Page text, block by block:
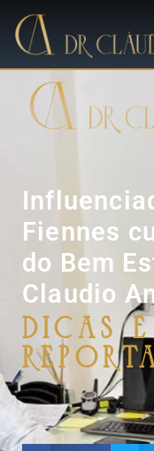
Fiennes
do Bem
Claudio
Dicas